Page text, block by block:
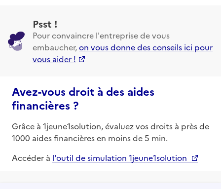
Psst !
Pour convaincre l'entreprise de vous
embaucher,on vous donne des conseils ici pour
vous aider !
Avez-vous droit à des aides
financières ?
Grâce à 1jeune1solution, évaluez vos droits à près de
1000 aides financières en moins de 5 min.
Accéder à l'outil de simulation 1jeune1solution